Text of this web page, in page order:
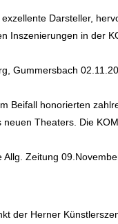
exzellente Darsteller,
Inszenierungen in der
Gummersbach
Beifall honorierten
neuen Theaters. Die
Allg. Zeitung
der Herner